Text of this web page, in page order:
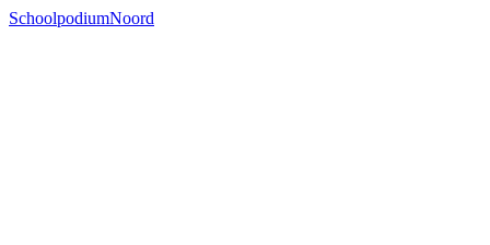
SchoolpodiumNoord